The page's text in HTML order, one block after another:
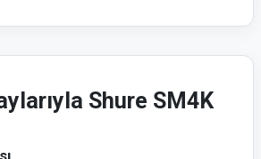
Shure SM4K